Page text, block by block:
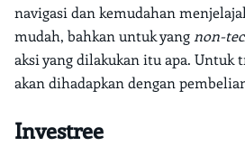
navigasi dan kemudahan
mudah, bahkan untuk yangnon-
aksi yang dilakukan itu apa. Untuk
akan dihadapkan dengan
Investree